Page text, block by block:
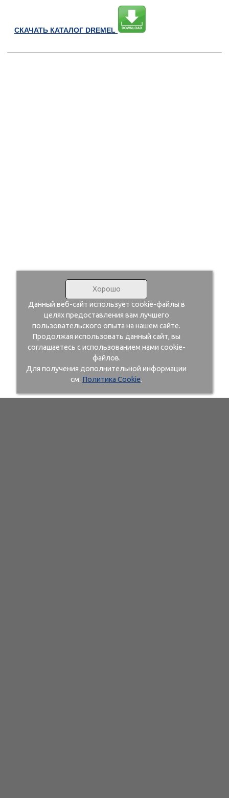
СКАЧАТЬ КАТАЛОГ DREMEL
Хорошо
Данный веб-сайт использует cookie-файлы в
целях предоставления вам лучшего
пользовательского опыта на нашем сайте.
Продолжая использовать данный сайт, вы
соглашаетесь с использованием нами cookie-
файлов.
Для получения дополнительной информации
см. Политика Cookie.